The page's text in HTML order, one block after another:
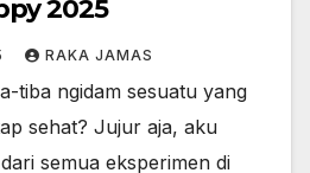
2025
RAKA JAMAS
tiba ngidam sesuatu yang
sehat? Jujur aja, aku
semua eksperimen di